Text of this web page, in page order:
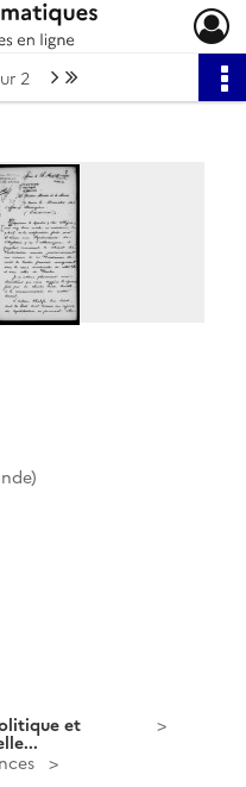
2 Page suivante : 1/2
et